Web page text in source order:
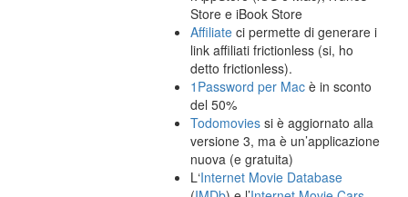
Store e iBook Store
Affiliate ci permette di generare i
link affiliati frictionless (si, ho
detto frictionless).
1Password per Mac è in sconto
del 50%
Todomovies si è aggiornato alla
versione 3, ma è un’applicazione
nuova (e gratuita)
L‘Internet Movie Database